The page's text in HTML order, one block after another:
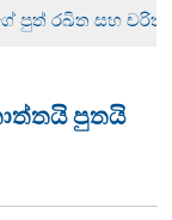
පුත් රඛිත සහ චරිත්
පුතයි